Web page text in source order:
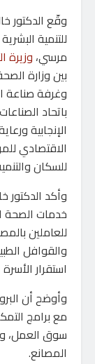
وقّع الدكتور
للتنمية
مرسي، وزيرة
بين وزارة
وغرفة صناعة
باتحاد
الإنجابية
الاقتصادي
للسكان
وأكد الدكتور
خدمات الصحة
للعاملين
والقوافل
استقرار
وأوضح أن
مع برامج
سوق العمل،
المصانع.